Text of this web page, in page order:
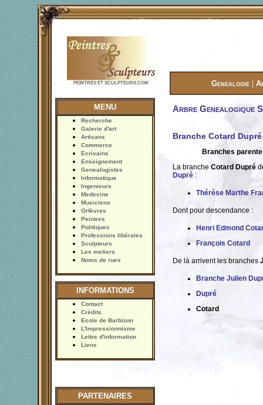
PEINTRES ET SCULPTEURS.COM Genealogie |
MENU
Recherche
Galerie d'art
Artisans
Commerce
Ecrivains
Enseignement
Genealogistes
Informatique
Ingenieurs
Medecine
Musiciens
Orfèvres
Peintres
Politiques
Professions libérales
Sculpteurs
Les metiers
Noms de rues
INFORMATIONS
Contact
Crédits
Ecole de Barbizon
L'Impressionnisme
Lettre d'information
Liens
PARTENAIRES
Arbre Genealogique
Branche Cotard Dupré
Branches
La branche Cotard Dupré
Dupré :
Thérèse Marthe
Dont pour descendance :
Henri Edmond
François Cotard
De là arrivent les branches
Branche Julien
Dupré
Cotard